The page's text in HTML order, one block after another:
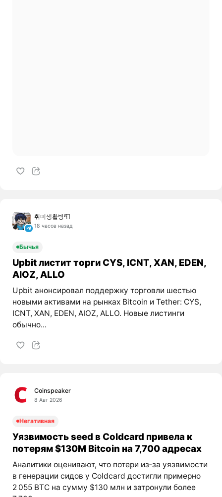
취미생활방📮
18 часов назад
Бычья
Upbit листит торги CYS, ICNT, XAN, EDEN,
AIOZ, ALLO
Upbit анонсировал поддержку торговли шестью
новыми активами на рынках Bitcoin и Tether: CYS,
ICNT, XAN, EDEN, AIOZ, ALLO. Новые листинги
обычно...
Coinspeaker
8 Авг 2026
Негативная
Уязвимость seed в Coldcard привела к
потерям $130M Bitcoin на 7,700 адресах
Аналитики оценивают, что потери из‑за уязвимости
в генерации сидов у Coldcard достигли примерно
2 055 BTC на сумму $130 млн и затронули более